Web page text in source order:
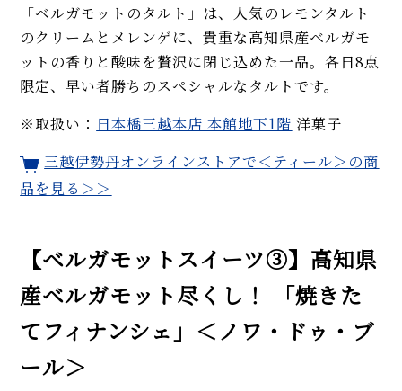
「ベルガモットのタルト」は、人気のレモンタルト
のクリームとメレンゲに、貴重な高知県産ベルガモ
ットの香りと酸味を贅沢に閉じ込めた一品。各日8点
限定、早い者勝ちのスペシャルなタルトです。
※取扱い： 日本橋三越本店 本館地下1階 洋菓子
三越伊勢丹オンラインストアで＜ティール＞ の商
品を見る＞＞
【ベルガモットスイーツ③】高知県
産ベルガモット尽くし！ 「焼きた
てフィナンシェ」＜ノワ・ドゥ・ブ
ール＞